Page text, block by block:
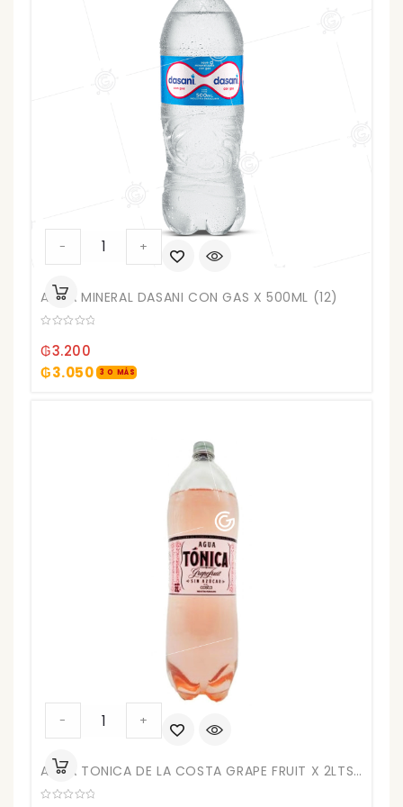
AGUA MINERAL DASANI CON GAS X 500ML (12)
out
of
5
₲3.200
₲3.050 3 O MÁS
AGUA
CON
500ML
(12)
- +
AGUA TONICA DE LA COSTA GRAPE FRUIT X 2LTS (4)
AGUA
LA
- +